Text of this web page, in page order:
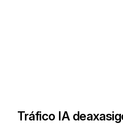
Tráfico IA de